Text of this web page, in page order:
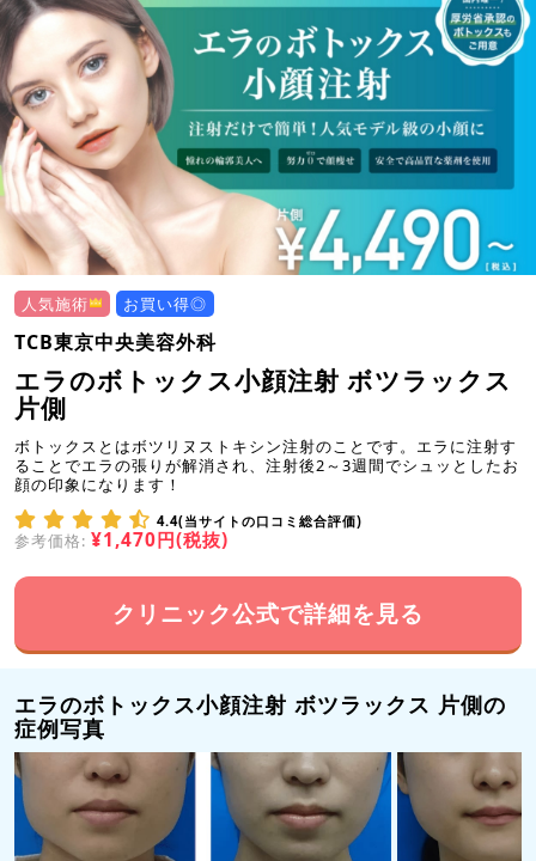
人気施術 お買い得◎
TCB東京中央美容外科
エラのボトックス小顔注射 ボツラックス
片側
ボトックスとはボツリヌストキシン注射のことです。エラに注射す
ることでエラの張りが解消され、注射後2～3週間でシュッとしたお
顔の印象になります！
4.4(当サイトの口コミ総合評価)
参考価格: ¥1,470円(税抜)
クリニック公式で詳細を見る
エラのボトックス小顔注射 ボツラックス 片側の
症例写真